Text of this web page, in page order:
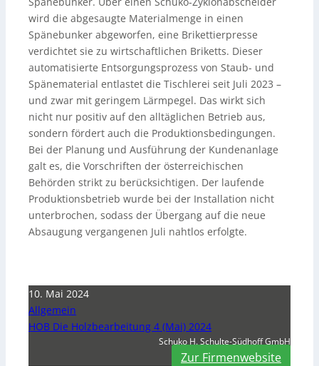
wird die abgesaugte Materialmenge in einen
Spänebunker abgeworfen, eine Brikettierpresse
verdichtet sie zu wirtschaftlichen Briketts. Dieser
automatisierte Entsorgungsprozess von Staub- und
Spänematerial entlastet die Tischlerei seit Juli 2023 –
und zwar mit geringem Lärmpegel. Das wirkt sich
nicht nur positiv auf den alltäglichen Betrieb aus,
sondern fördert auch die Produktionsbedingungen.
Bei der Planung und Ausführung der Kundenanlage
galt es, die Vorschriften der österreichischen
Behörden strikt zu berücksichtigen. Der laufende
Produktionsbetrieb wurde bei der Installation nicht
unterbrochen, sodass der Übergang auf die neue
Absaugung vergangenen Juli nahtlos erfolgte.
10. Mai 2024
Allgemein
HOB Die Holzbearbeitung 4 (Mai) 2024
Schuko H. Schulte-Südhoff GmbH
Zur Firmenwebsite